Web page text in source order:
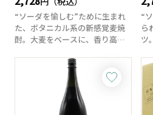
“ソーダを愉しむ”ために生まれ
た、ボタニカル系の新感覚麦焼
酎。大麦をベースに、香り高い
“
ら
ツ